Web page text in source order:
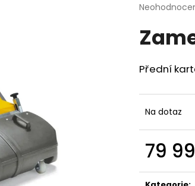
Průměrné
produktu
je
z
5Přední
Na dotaz
79
cena:
RM 443 T